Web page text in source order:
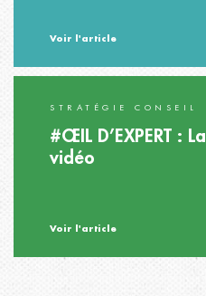
Voir l'article
STRATÉGIE CONSEIL
#ŒIL D’EXPERT : La
vidéo
Voir l'article